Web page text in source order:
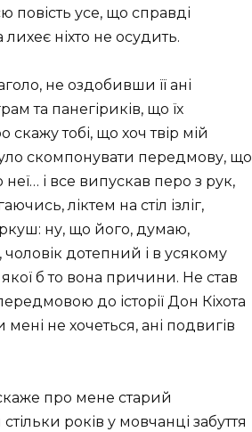
усе, що справді
ніхто не осудить.
не оздобивши її ані
та панегіриків, що їх
тобі, що хоч твір мій
скомпонувати передмову, що
і все випускав перо з рук,
ліктем на стіл ізліг,
ну, що його, думаю,
дотепний і в усякому
б то вона причини. Не став
до історії Дон Кіхота
не хочеться, ані подвигів
про мене старий
років у мовчанці забуття